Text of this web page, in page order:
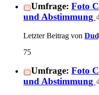
Umfrage: Foto
und Abstimmung
Letzter Beitrag von
75
Umfrage: Foto
und Abstimmung